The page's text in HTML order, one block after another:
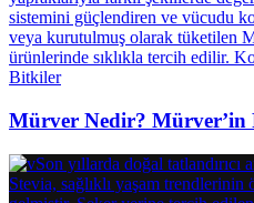
Bitkiler
Mürver Nedir? Mürver’in